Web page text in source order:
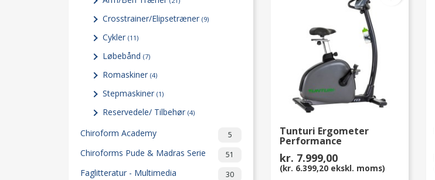
Crosstrainer/Elipsetræner (9)
Cykler (11)
Løbebånd (7)
Romaskiner (4)
Stepmaskiner (1)
Reservedele/ Tilbehør (4)
Chiroform Academy 5
Chiroforms Pude & Madras Serie 51
Faglitteratur - Multimedia 30
Tunturi Ergometer
Performance
kr. 7.999,00
(kr. 6.399,20 ekskl. moms)